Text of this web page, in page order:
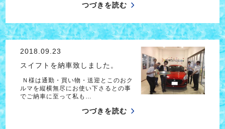
つづきを読む
2018.09.23
スイフトを納車致しました。
Ｎ様は通勤・買い物・送迎とこのおク
ルマを縦横無尽にお使い下さるとの事
でご納車に至って私も…
つづきを読む